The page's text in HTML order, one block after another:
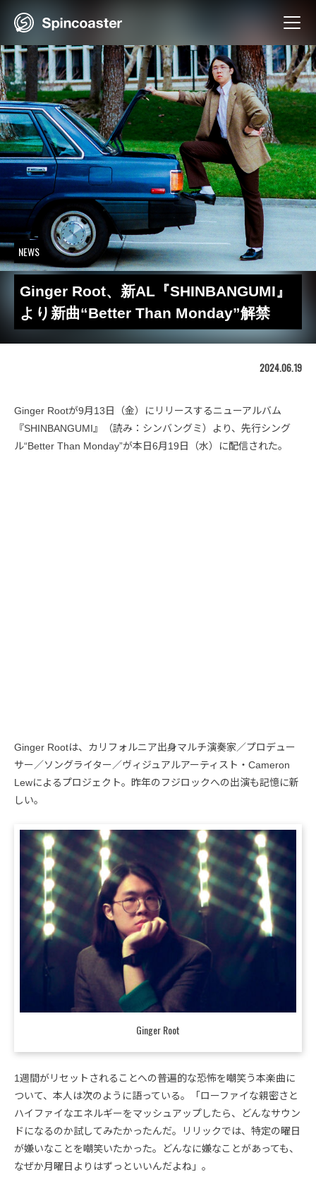
NEWS
Ginger Root、新AL『SHINBANGUMI』
より新曲“Better Than Monday”解禁
2024.06.19
Ginger Rootが9月13日（金）にリリースするニューアルバム
『SHINBANGUMI』（読み：シンバングミ）より、先行シング
ル“Better Than Monday”が本日6月19日（水）に配信された。
Ginger Rootは、カリフォルニア出身マルチ演奏家／プロデュー
サー／ソングライター／ヴィジュアルアーティスト・Cameron
Lewによるプロジェクト。昨年のフジロックへの出演も記憶に新
しい。
Ginger Root
1週間がリセットされることへの普遍的な恐怖を嘲笑う本楽曲に
ついて、本人は次のように語っている。「ローファイな親密さと
ハイファイなエネルギーをマッシュアップしたら、どんなサウン
ドになるのか試してみたかったんだ。リリックでは、特定の曜日
が嫌いなことを嘲笑いたかった。どんなに嫌なことがあっても、
なぜか月曜日よりはずっといいんだよね」。